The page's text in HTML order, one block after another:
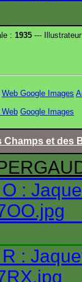
: 1935 ---
Web Google Images
Web Google Images
Champs et des